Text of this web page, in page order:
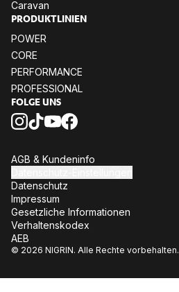
Caravan
PRODUKTLINIEN
POWER
CORE
PERFORMANCE
PROFESSIONAL
FOLGE UNS
AGB & Kundeninfo
Datenschutz
Impressum
Gesetzliche Informationen
Verhaltenskodex
AEB
© 2026 NIGRIN. Alle Rechte vorbehalten.